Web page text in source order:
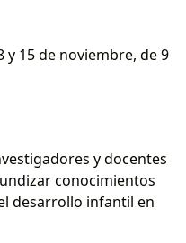
y 15 de noviembre, de 9
y docentes
conocimientos
desarrollo infantil en